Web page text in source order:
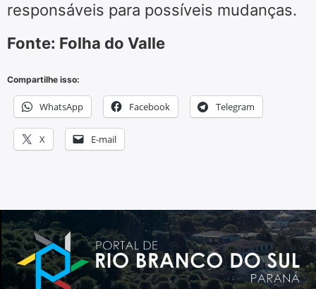
responsáveis para possíveis mudanças.
Fonte: Folha do Valle
Compartilhe isso:
WhatsApp Facebook Telegram
X E-mail